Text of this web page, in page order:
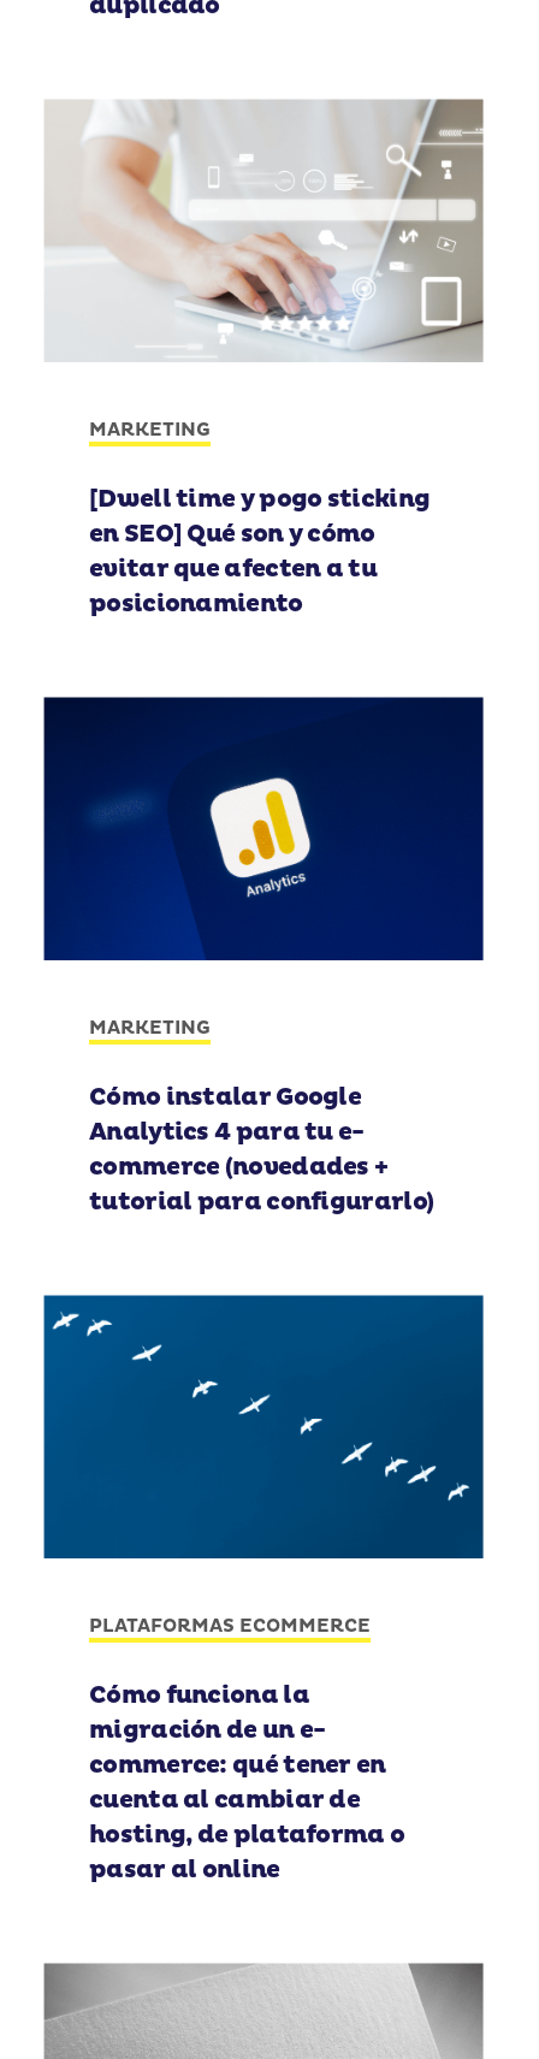
duplicado
MARKETING
[Dwell time y pogo sticking
en SEO] Qué son y cómo
evitar que afecten a tu
posicionamiento
MARKETING
Cómo instalar Google
Analytics 4 para tu e-
commerce (novedades +
tutorial para configurarlo)
PLATAFORMAS ECOMMERCE
Cómo funciona la
migración de un e-
commerce: qué tener en
cuenta al cambiar de
hosting, de plataforma o
pasar al online